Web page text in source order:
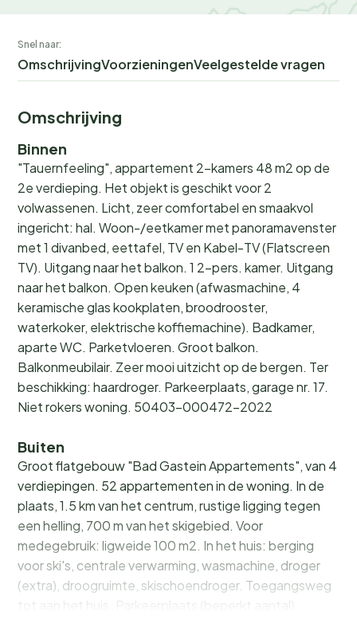
Snel naar:
OmschrijvingVoorzieningenVeelgestelde vragen
Omschrijving
Binnen
"Tauernfeeling", appartement 2-kamers 48 m2 op de
2e verdieping. Het objekt is geschikt voor 2
volwassenen. Licht, zeer comfortabel en smaakvol
ingericht: hal. Woon-/eetkamer met panoramavenster
met 1 divanbed, eettafel, TV en Kabel-TV (Flatscreen
TV). Uitgang naar het balkon. 1 2-pers. kamer. Uitgang
naar het balkon. Open keuken (afwasmachine, 4
keramische glas kookplaten, broodrooster,
waterkoker, elektrische koffiemachine). Badkamer,
aparte WC. Parketvloeren. Groot balkon.
Balkonmeubilair. Zeer mooi uitzicht op de bergen. Ter
beschikking: haardroger. Parkeerplaats, garage nr. 17.
Niet rokers woning. 50403-000472-2022
Buiten
Groot flatgebouw "Bad Gastein Appartements", van 4
verdiepingen. 52 appartementen in de woning. In de
plaats, 1.5 km van het centrum, rustige ligging tegen
een helling, 700 m van het skigebied. Voor
medegebruik: ligweide 100 m2. In het huis: berging
voor ski's, centrale verwarming, wasmachine, droger
(extra), droogruimte, skischoendroger. Toegangsweg
tot aan het huis. Parkeerplaats (beperkt aantal).